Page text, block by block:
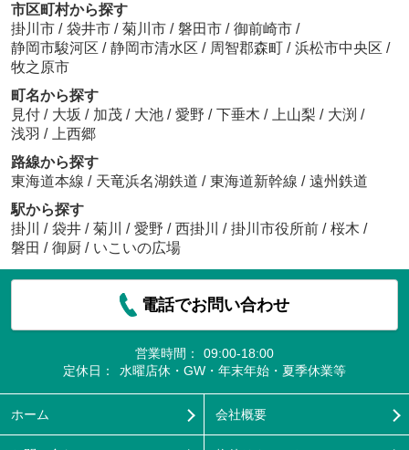
市区町村から探す
掛川市 / 袋井市 / 菊川市 / 磐田市 / 御前崎市 /
静岡市駿河区 / 静岡市清水区 / 周智郡森町 / 浜松市中央区 /
牧之原市
町名から探す
見付 / 大坂 / 加茂 / 大池 / 愛野 / 下垂木 / 上山梨 / 大渕 /
浅羽 /
上西郷
路線から探す
東海道本線 / 天竜浜名湖鉄道 / 東海道新幹線 / 遠州鉄道
駅から探す
掛川
/ 袋井 / 菊川 / 愛野 / 西掛川 / 掛川市役所前 / 桜木 /
磐田 / 御厨 / いこいの広場
電話でお問い合わせ
営業時間：
09:00-18:00
定休日：
水曜店休・GW・年末年始・夏季休業等
ホーム 会社概要